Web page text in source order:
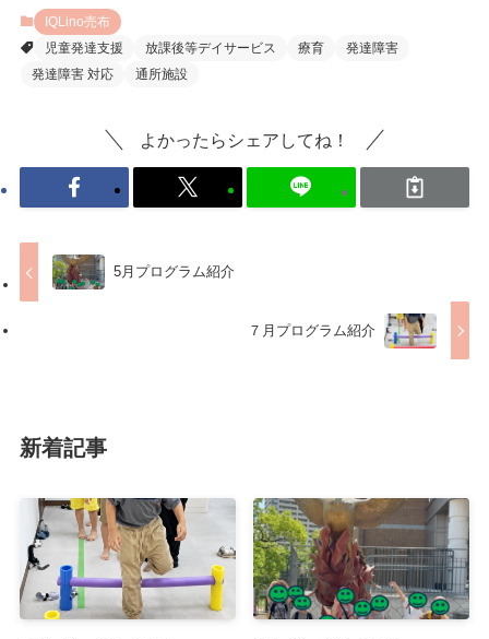
IQLino売布
児童発達支援
放課後等デイサービス 療育
発達障害
発達障害 対応
通所施設
よかったらシェアしてね！
5月プログラム紹介
７月プログラム紹介
新着記事